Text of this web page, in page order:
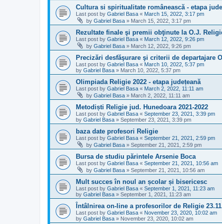
Cultura si spiritualitate românească - etapa
Last post by Gabriel Basa « March 15, 2022, 3:17 pm
by Gabriel Basa » March 15, 2022, 3:17 pm
Rezultate finale şi premii obţinute la O.J.
Last post by Gabriel Basa « March 12, 2022, 9:26 pm
by Gabriel Basa » March 12, 2022, 9:26 pm
Precizări desfăşurare şi criterii de departajare
Last post by Gabriel Basa « March 10, 2022, 5:37 pm
by Gabriel Basa » March 10, 2022, 5:37 pm
Olimpiada Religie 2022 - etapa județeană
Last post by Gabriel Basa « March 2, 2022, 11:11 am
by Gabriel Basa » March 2, 2022, 11:11 am
Metodiști Religie jud. Hunedoara 2021-2022
Last post by Gabriel Basa « September 23, 2021, 3:39 pm
by Gabriel Basa » September 23, 2021, 3:39 pm
baza date profesori Religie
Last post by Gabriel Basa « September 21, 2021, 2:59 pm
by Gabriel Basa » September 21, 2021, 2:59 pm
Bursa de studiu părintele Arsenie Boca
Last post by Gabriel Basa « September 21, 2021, 10:56 am
by Gabriel Basa » September 21, 2021, 10:56 am
Mult succes în noul an școlar și bisericesc
Last post by Gabriel Basa « September 1, 2021, 11:23 am
by Gabriel Basa » September 1, 2021, 11:23 am
Întâlnirea on-line a profesorilor de Religie
Last post by Gabriel Basa « November 23, 2020, 10:02 am
by Gabriel Basa » November 23, 2020, 10:02 am